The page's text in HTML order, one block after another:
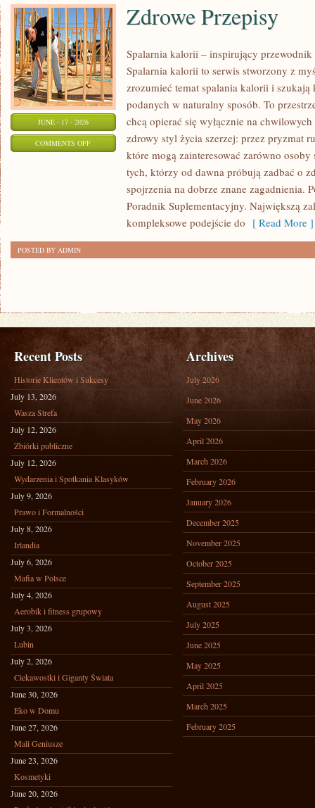
JUNE - 17 - 2026
COMMENTS OFFON
Zdrowe Przepisy
Spalarnia kalorii – inspirujący
Spalarnia kalorii to serwis stworzony z
zrozumieć temat spalania kalorii i
podanych w naturalny sposób. To
chcą opierać się wyłącznie na
zdrowy styl życia szerzej: przez pryzmat
które mogą zainteresować zarówno
tych, którzy od dawna próbują zadbać o
spojrzenia na dobrze znane zagadnienia.
Poradnik Suplementacyjny. Największą
kompleksowe podejście do [ Read More ]
POSTED BY ADMIN
Recent Posts
Historie Klientów i Sukcesy
July 13, 2026
Wasza Strefa
July 12, 2026
Zbiórki publiczne
July 12, 2026
Wydarzenia i Spotkania Klasyków
July 9, 2026
Prawo i Formalności
July 8, 2026
Irlandia
July 6, 2026
Mafia w Polsce
July 4, 2026
Aerobik i fitness grupowy
July 3, 2026
Lubin
July 2, 2026
Ciekawostki i Giganty Świata
June 30, 2026
Eko w Domu
June 27, 2026
Mali Geniusze
June 23, 2026
Kosmetyki
June 20, 2026
Archives
July 2026
June 2026
May 2026
April 2026
March 2026
February 2026
January 2026
December 2025
November 2025
October 2025
September 2025
August 2025
July 2025
June 2025
May 2025
April 2025
March 2025
February 2025